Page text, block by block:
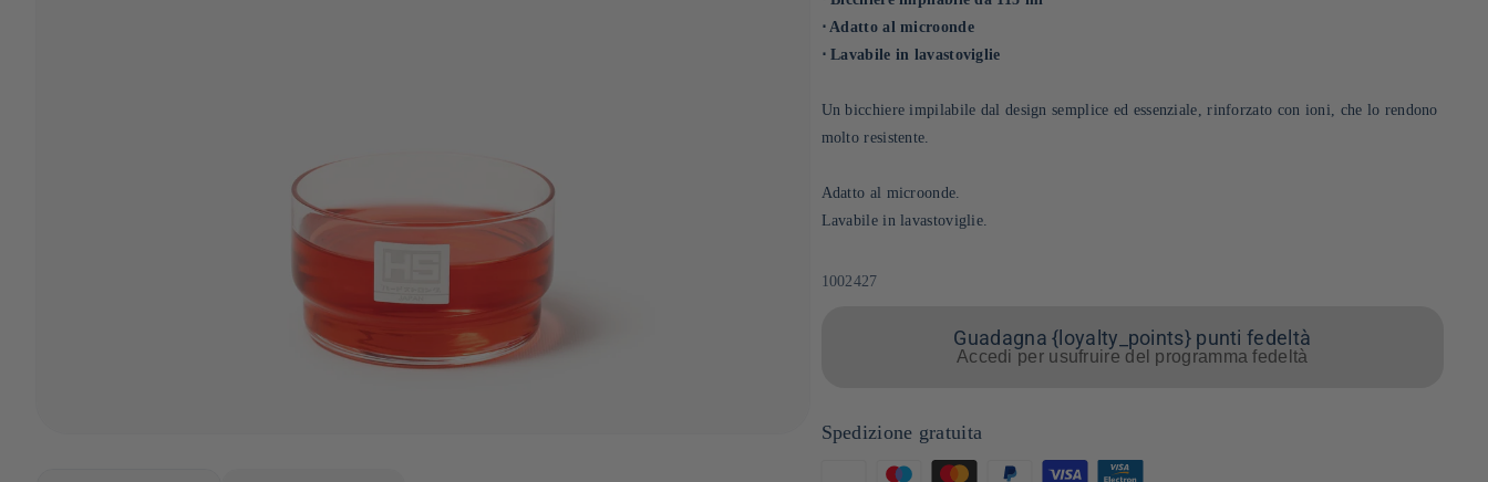
⋅ Adatto al microonde
⋅ Lavabile in lavastoviglie
Un bicchiere impilabile dal design semplice ed essenziale, rinforzato con ioni, che lo rendono
molto resistente.
Adatto al microonde.
Lavabile in lavastoviglie.
SKU:
1002427
Guadagna {loyalty_points} punti fedeltà
Accedi per usufruire del programma fedeltà
Spedizione gratuita